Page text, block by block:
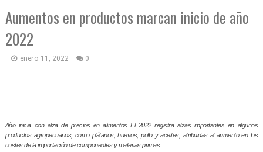
Aumentos en productos marcan inicio de año
2022
enero 11, 2022 0
Año inicia con alza de precios en alimentos El 2022 registra alzas importantes en algunos
productos agropecuarios, como plátanos, huevos, pollo y aceites, atribuidas al aumento en los
costes de la importación de componentes y materias primas.